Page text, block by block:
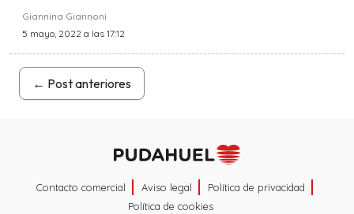
Giannina Giannoni
5 mayo, 2022 a las 17:12
← Post anteriores
Contacto comercial Aviso legal
Política de privacidad
Política de cookies